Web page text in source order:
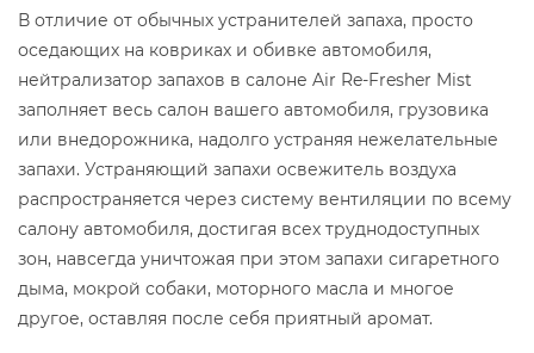
В отличие от обычных устранителей запаха, просто
оседающих на ковриках и обивке автомобиля,
нейтрализатор запахов в салоне Air Re-Fresher Mist
заполняет весь салон вашего автомобиля, грузовика
или внедорожника, надолго устраняя нежелательные
запахи. Устраняющий запахи освежитель воздуха
распространяется через систему вентиляции по всему
салону автомобиля, достигая всех труднодоступных
зон, навсегда уничтожая при этом запахи сигаретного
дыма, мокрой собаки, моторного масла и многое
другое, оставляя после себя приятный аромат.